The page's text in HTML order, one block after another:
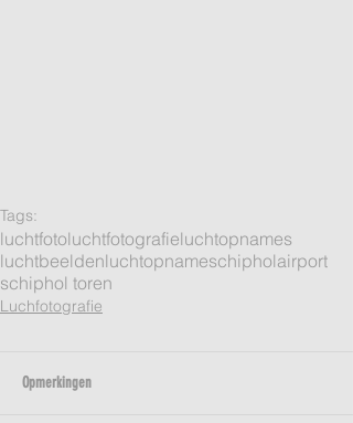
Tags:
luchtfotoluchtfotografieluchtopnames
luchtbeeldenluchtopnameschipholairport
schiphol toren
Luchfotografie
Opmerkingen